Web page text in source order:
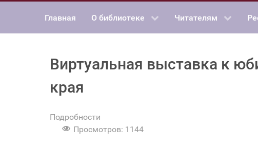
Главная О библиотеке Читателям
Виртуальная выставка к
края
Подробности
Просмотров: 1144